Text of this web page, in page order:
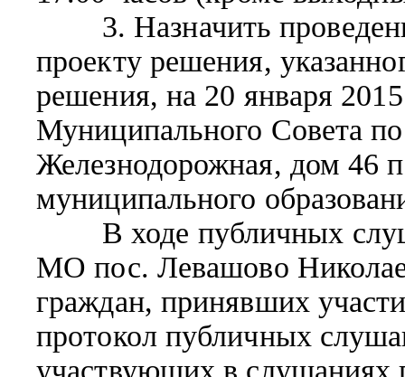
3. Назначить
проекту решения,
решения, на 20 января
Муниципального Совета
Железнодорожная, дом 46
муниципального
В ходе публичных
МО пос. Левашово
граждан, принявших
протокол публичных
участвующих в слушаниях